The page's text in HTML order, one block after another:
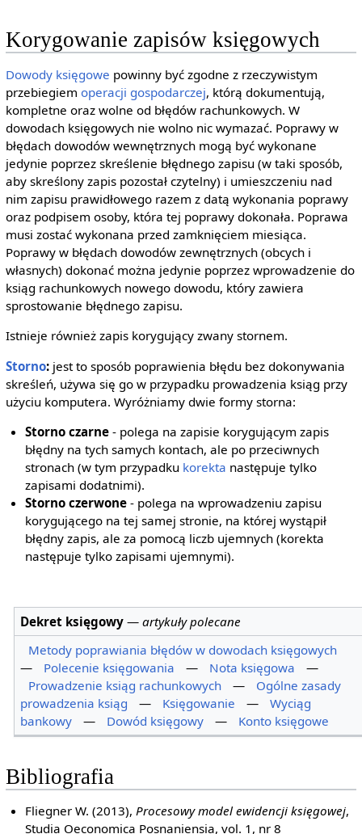
Korygowanie zapisów księgowych
Dowody księgowe powinny być zgodne z rzeczywistym
przebiegiem operacji gospodarczej, którą dokumentują,
kompletne oraz wolne od błędów rachunkowych. W
dowodach księgowych nie wolno nic wymazać. Poprawy w
błędach dowodów wewnętrznych mogą być wykonane
jedynie poprzez skreślenie błędnego zapisu (w taki sposób,
aby skreślony zapis pozostał czytelny) i umieszczeniu nad
nim zapisu prawidłowego razem z datą wykonania poprawy
oraz podpisem osoby, która tej poprawy dokonała. Poprawa
musi zostać wykonana przed zamknięciem miesiąca.
Poprawy w błędach dowodów zewnętrznych (obcych i
własnych) dokonać można jedynie poprzez wprowadzenie do
ksiąg rachunkowych nowego dowodu, który zawiera
sprostowanie błędnego zapisu.
Istnieje również zapis korygujący zwany stornem.
Storno:jest to sposób poprawienia błędu bez dokonywania
skreśleń, używa się go w przypadku prowadzenia ksiąg przy
użyciu komputera. Wyróżniamy dwie formy storna:
Storno czarne - polega na zapisie korygującym zapis
błędny na tych samych kontach, ale po przeciwnych
stronach (w tym przypadku korekta następuje tylko
zapisami dodatnimi).
Storno czerwone - polega na wprowadzeniu zapisu
korygującego na tej samej stronie, na której wystąpił
błędny zapis, ale za pomocą liczb ujemnych (korekta
następuje tylko zapisami ujemnymi).
Dekret księgowy —artykuły polecane
Metody poprawiania błędów w dowodach księgowych
—
Polecenie księgowania — Nota księgowa
—
Prowadzenie ksiąg rachunkowych
—
Ogólne zasady
prowadzenia ksiąg
— Księgowanie —
Wyciąg
bankowy
— Dowód księgowy — Konto księgowe
Bibliografia
Fliegner W. (2013),Procesowy model ewidencji księgowej,
Studia Oeconomica Posnaniensia, vol. 1, nr 8